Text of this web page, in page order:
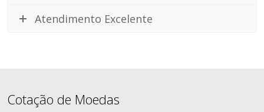
Atendimento Excelente
Cotação de Moedas